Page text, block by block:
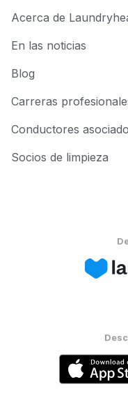
Acerca de
En las noticias
Blog
Carreras
Conductores
Socios de limpieza